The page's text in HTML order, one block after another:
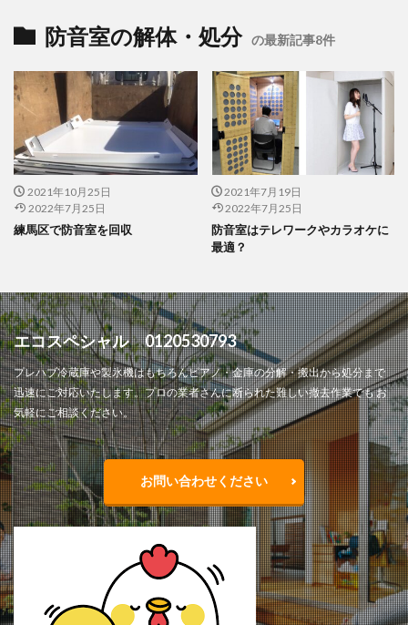
防音室の解体・処分 の最新記事8件
2021年10月25日
2022年7月25日
練馬区で防音室を回収
2021年7月19日
2022年7月25日
防音室はテレワークやカラオケに
最適？
エコスペシャル 0120530793
プレハブ冷蔵庫や製氷機はもちろんピアノ・金庫の分解・搬出から処分まで
迅速にご対応いたします。プロの業者さんに断られた難しい撤去作業でも お
気軽にご相談ください。
お問い合わせください